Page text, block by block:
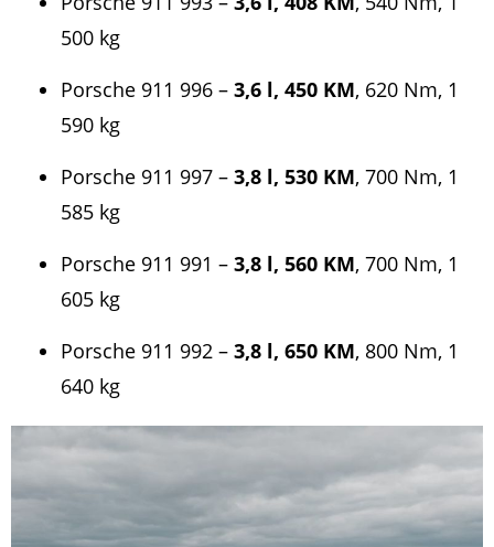
500 kg
Porsche 911 996 – 3,6 l, 450 KM, 620 Nm, 1
590 kg
Porsche 911 997 – 3,8 l, 530 KM, 700 Nm, 1
585 kg
Porsche 911 991 – 3,8 l, 560 KM, 700 Nm, 1
605 kg
Porsche 911 992 – 3,8 l, 650 KM, 800 Nm, 1
640 kg